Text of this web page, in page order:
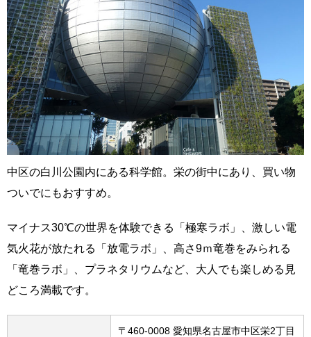
中区の白川公園内にある科学館。栄の街中にあり、買い物
ついでにもおすすめ。
マイナス30℃の世界を体験できる「極寒ラボ」、激しい電
気火花が放たれる「放電ラボ」、高さ9ｍ竜巻をみられる
「竜巻ラボ」、プラネタリウムなど、大人でも楽しめる見
どころ満載です。
〒460-0008 愛知県名古屋市中区栄2丁目